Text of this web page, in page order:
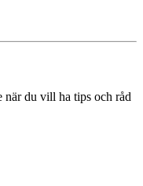
när du vill ha tips och råd